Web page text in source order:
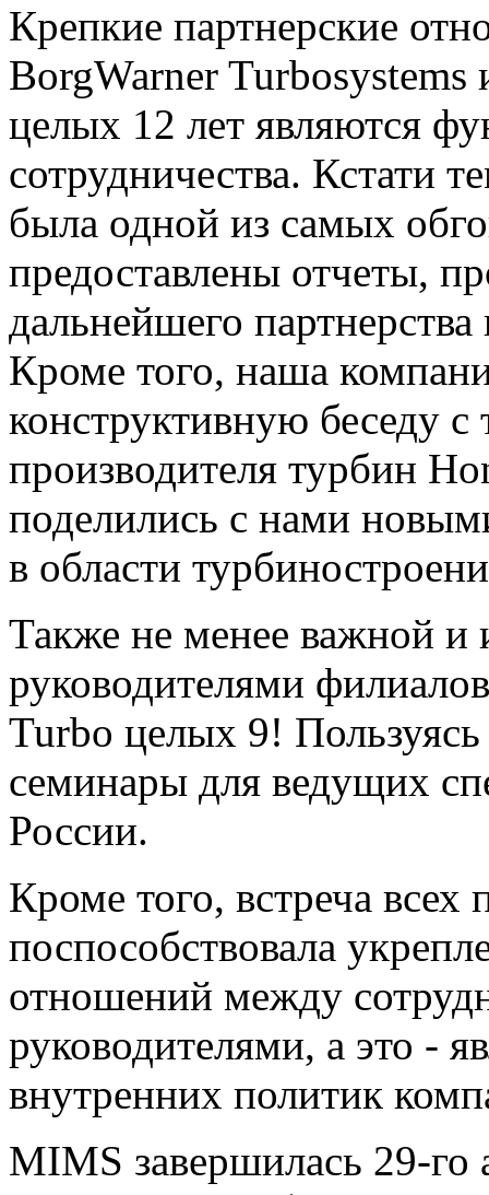
Крепкие партнерские
BorgWarner
целых 12 лет являются
сотрудничества. Кстати
была одной из самых
предоставлены отчеты,
дальнейшего
Кроме того, наша
конструктивную беседу
производителя турбин
поделились с нами
в области
Также не менее важной и
руководителями
Turbo целых 9!
семинары для ведущих
России.
Кроме того, встреча всех
поспособствовала
отношений между
руководителями, а это -
внутренних политик
MIMS завершилась 29-го